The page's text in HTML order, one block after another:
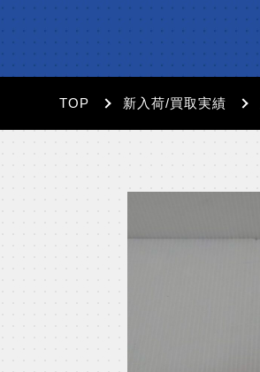
TOP 新入荷/買取実績